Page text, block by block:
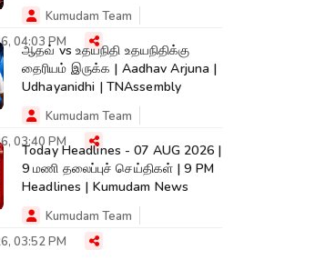
Kumudam Team
04:03 PM
ஆதவ் vs உதயநிதி உதயநிதிக்கு
தைரியம் இருக்க | Aadhav Arjuna |
Udhayanidhi | TNAssembly
Kumudam Team
03:40 PM
Today Headlines - 07 AUG 2026 |
9 மணி தலைப்புச் செய்திகள் | 9 PM
Headlines | Kumudam News
Kumudam Team
03:52 PM